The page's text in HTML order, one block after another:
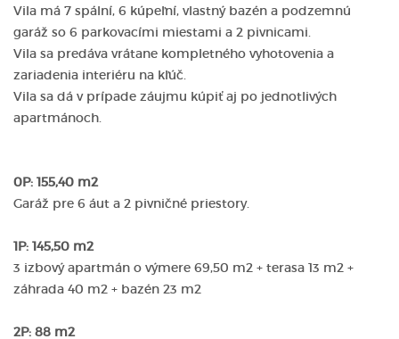
Vila má 7 spální, 6 kúpeľní, vlastný bazén a podzemnú
garáž so 6 parkovacími miestami a 2 pivnicami.
Vila sa predáva vrátane kompletného vyhotovenia a
zariadenia interiéru na kľúč.
Vila sa dá v prípade záujmu kúpiť aj po jednotlivých
apartmánoch.
0P: 155,40 m2
Garáž pre 6 áut a 2 pivničné priestory.
1P: 145,50 m2
3 izbový apartmán o výmere 69,50 m2 + terasa 13 m2 +
záhrada 40 m2 + bazén 23 m2
2P: 88 m2